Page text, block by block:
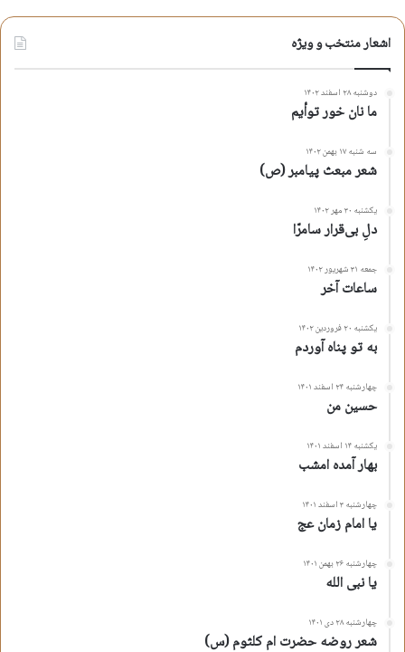
اشعار منتخب و ویژه
دوشنبه ۲۸ اسفند ۱۴۰۲
ما نان خور توأیم
سه شنبه ۱۷ بهمن ۱۴۰۲
شعر مبعث پیامبر (ص)
یکشنبه ۳۰ مهر ۱۴۰۲
دلِ بی‌قرار سامرّا
جمعه ۳۱ شهریور ۱۴۰۲
ساعات آخر
یکشنبه ۲۰ فروردین ۱۴۰۲
به تو پناه آوردم
چهارشنبه ۲۴ اسفند ۱۴۰۱
حسین من
یکشنبه ۱۴ اسفند ۱۴۰۱
بهار آمده امشب
چهارشنبه ۳ اسفند ۱۴۰۱
یا امام زمان عج
چهارشنبه ۲۶ بهمن ۱۴۰۱
یا نبی الله
چهارشنبه ۲۸ دی ۱۴۰۱
شعر روضه حضرت ام کلثوم (س)